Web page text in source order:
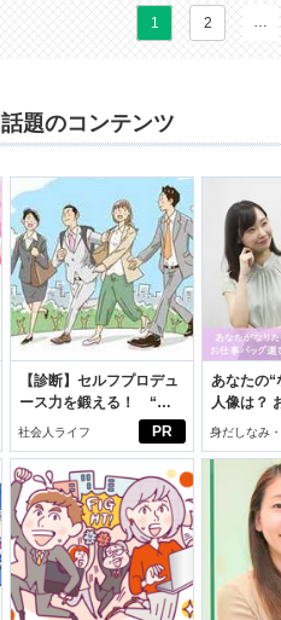
1 2 …
話題のコンテンツ
PR
【診断】セルフプロデュ
ース力を鍛える！ “ジ
ブン観”診断
社会人ライフ
あなたの“
人像は？
びから始
身だしなみ・
スアイテム